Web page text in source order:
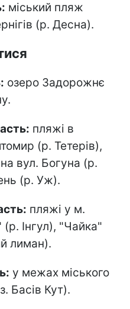
міський пляж
(р. Десна).
озеро Задорожнє
пляжі в
(р. Тетерів),
вул. Богуна (р.
(р. Уж).
пляжі у м.
Інгул), "Чайка"
лиман).
у межах міського
Басів Кут).